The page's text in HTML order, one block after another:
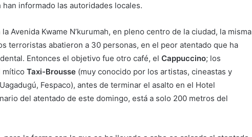
informado las autoridades locales.
Avenida Kwame N’kurumah, en pleno centro de la ciudad, la misma
terroristas abatieron a 30 personas, en el peor atentado que ha
Entonces el objetivo fue otro café, el Cappuccino; los
mítico Taxi-Brousse (muy conocido por los artistas, cineastas y
Fespaco), antes de terminar el asalto en el Hotel
del atentado de este domingo, está a solo 200 metros del